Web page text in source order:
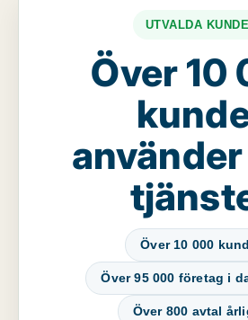
UTVALDA
Över 10
Över 10 000
Över 95 000 företag i
Över 800 avtal